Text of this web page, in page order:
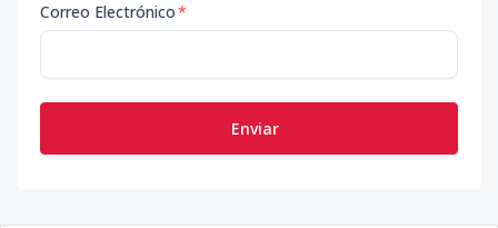
Correo Electrónico*
Enviar